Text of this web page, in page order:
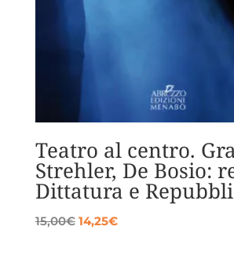
Teatro al centro.
Strehler, De Bosio:
Dittatura e
15,00€ Il
14,25€Il